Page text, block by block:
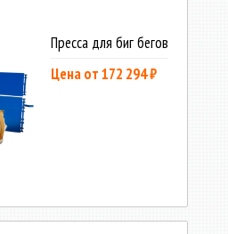
Пресса для биг бегов
Цена от 172 294 ₽